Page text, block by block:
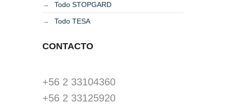
Todo STOPGARD
Todo TESA
CONTACTO
+56 2 33104360
+56 2 33125920